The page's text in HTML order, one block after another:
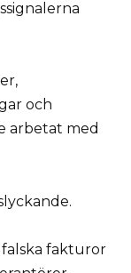
och
arbetat med
fakturor